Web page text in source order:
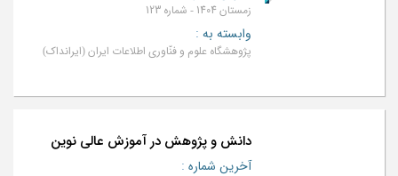
زمستان 1404 - شماره 123
وابسته به :
پژوهشگاه علوم و فنّاوري اطلاعات ايران (ایرانداک)
دانش و پژوهش در آموزش عالی نوین
آخرین شماره :